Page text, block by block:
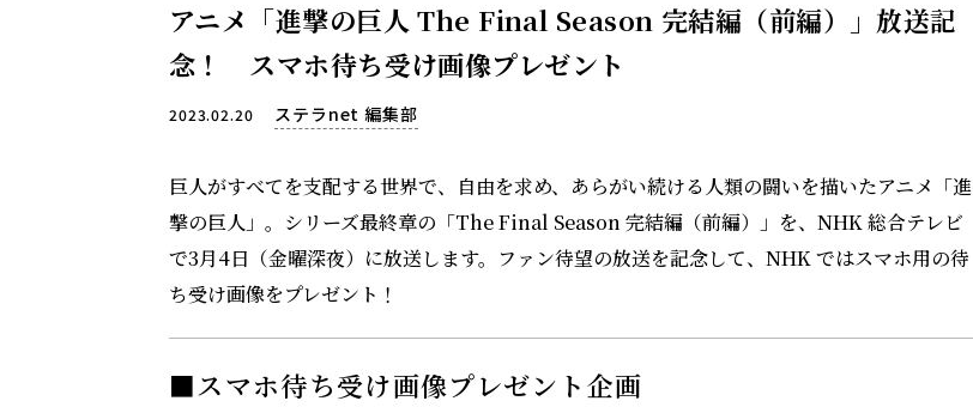
アニメ「進撃の巨人 The Final Season 完結編（前編）」放送記
念！ スマホ待ち受け画像プレゼント
2023.02.20 ステラnet 編集部
巨人がすべてを支配する世界で、自由を求め、あらがい続ける人類の闘いを描いたアニメ「進
撃の巨人」。シリーズ最終章の「The Final Season 完結編（前編）」を、NHK 総合テレビ
で3月4日（金曜深夜）に放送します。ファン待望の放送を記念して、NHK ではスマホ用の待
ち受け画像をプレゼント！
■スマホ待ち受け画像プレゼント企画